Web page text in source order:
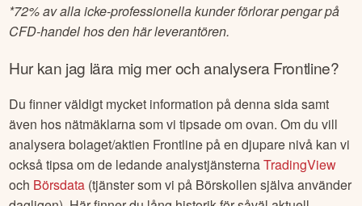
*72% av alla icke-professionella kunder förlorar pengar på
CFD-handel hos den här leverantören.
Hur kan jag lära mig mer och analyseraFrontline?
Du finner väldigt mycket information på denna sida samt
även hos nätmäklarna som vi tipsade om ovan. Om du vill
analysera bolaget/aktien Frontline på en djupare nivå kan vi
också tipsa om de ledande analystjänsternaTradingView
och Börsdata (tjänster som vi på Börskollen själva använder